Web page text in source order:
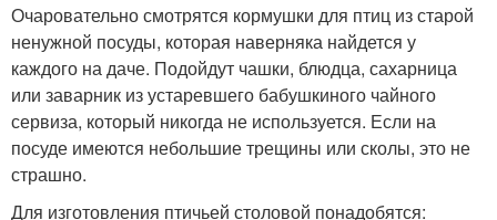
Очаровательно смотрятся кормушки для птиц из старой
ненужной посуды, которая наверняка найдется у
каждого на даче. Подойдут чашки, блюдца, сахарница
или заварник из устаревшего бабушкиного чайного
сервиза, который никогда не используется. Если на
посуде имеются небольшие трещины или сколы, это не
страшно.
Для изготовления птичьей столовой понадобятся: